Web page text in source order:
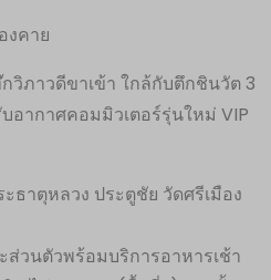
งคาย
วิภาวดีขาเข้า ใกล้กับตึกชินวัต 3
อากาศคอมมิวเตอร์รุ่นใหม่ VIP
ะธาตุหลวง ประตูชัย วัดศรีเมือง
วนตัวพร้อมบริการอาหารเช้า